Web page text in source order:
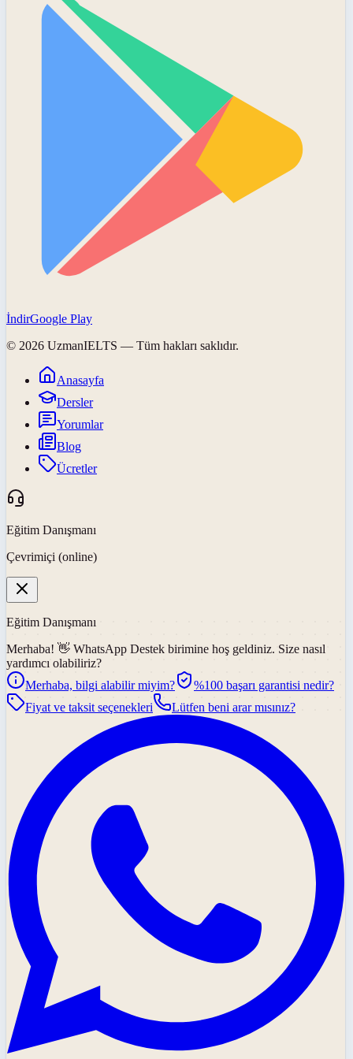
İndirGoogle Play
© 2026 UzmanIELTS — Tüm hakları saklıdır.
Anasayfa
Dersler
Yorumlar
Blog
Ücretler
Eğitim Danışmanı
Çevrimiçi (online)
Eğitim Danışmanı
Merhaba! 👋 WhatsApp Destek birimine hoş geldiniz. Size nasıl
yardımcı olabiliriz?
Merhaba, bilgi alabilir miyim?
%100 başarı garantisi nedir?
Fiyat ve taksit seçenekleri
Lütfen beni arar mısınız?